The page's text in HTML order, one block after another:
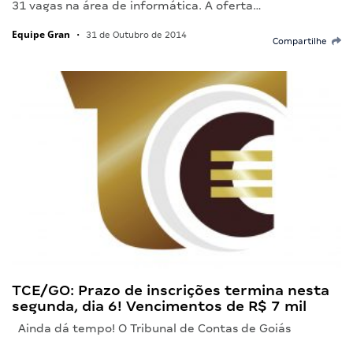
31 vagas na área de informática. A oferta…
Equipe Gran • 31 de Outubro de 2014
Compartilhe
TCE/GO: Prazo de inscrições termina nesta
segunda, dia 6! Vencimentos de R$ 7 mil
Ainda dá tempo! O Tribunal de Contas de Goiás